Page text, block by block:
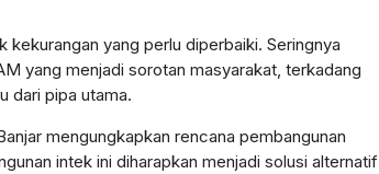
yang perlu diperbaiki. Seringnya
yang menjadi sorotan masyarakat, terkadang
dari pipa utama.
mengungkapkan rencana pembangunan
intek ini diharapkan menjadi solusi alternatif